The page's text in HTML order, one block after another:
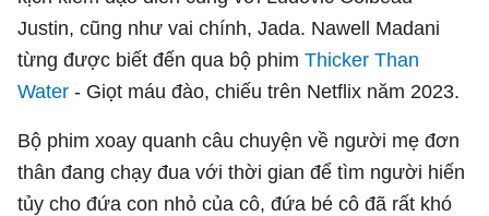
Justin, cũng như vai chính, Jada. Nawell Madani
từng được biết đến qua bộ phim Thicker Than
Water - Giọt máu đào, chiếu trên Netflix năm 2023.
Bộ phim xoay quanh câu chuyện về người mẹ đơn
thân đang chạy đua với thời gian để tìm người hiến
tủy cho đứa con nhỏ của cô, đứa bé cô đã rất khó